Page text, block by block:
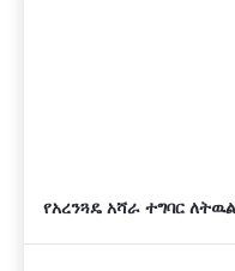
የአረንጓዴ አሻራ ተግባር